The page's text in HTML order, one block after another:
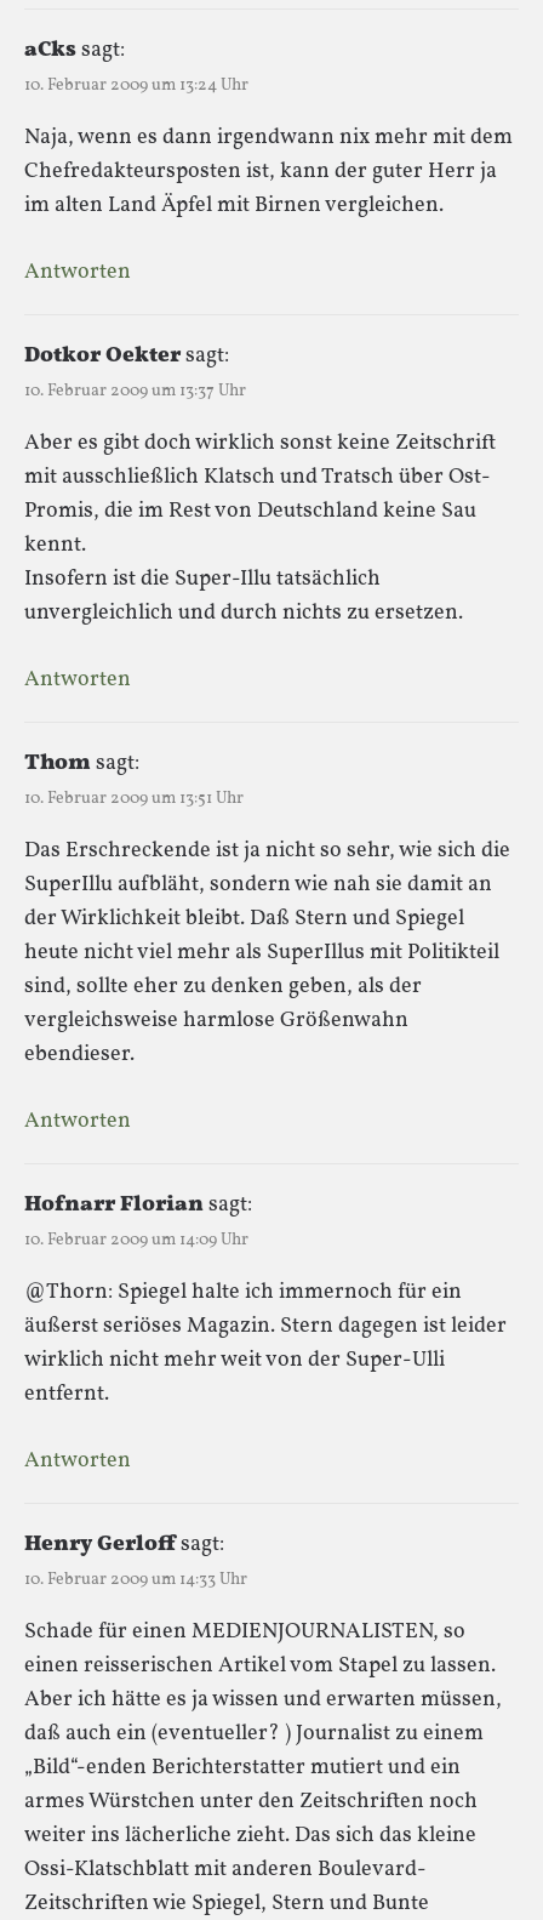
aCkssagt:
10. Februar 2009 um 13:24 Uhr
Naja, wenn es dann irgendwann nix mehr mit dem
Chefredakteursposten ist, kann der guter Herr ja
im alten Land Äpfel mit Birnen vergleichen.
Antworten
Dotkor Oektersagt:
10. Februar 2009 um 13:37 Uhr
Aber es gibt doch wirklich sonst keine Zeitschrift
mit ausschließlich Klatsch und Tratsch über Ost-
Promis, die im Rest von Deutschland keine Sau
kennt.
Insofern ist die Super-Illu tatsächlich
unvergleichlich und durch nichts zu ersetzen.
Antworten
Thomsagt:
10. Februar 2009 um 13:51 Uhr
Das Erschreckende ist ja nicht so sehr, wie sich die
SuperIllu aufbläht, sondern wie nah sie damit an
der Wirklichkeit bleibt. Daß Stern und Spiegel
heute nicht viel mehr als SuperIllus mit Politikteil
sind, sollte eher zu denken geben, als der
vergleichsweise harmlose Größenwahn
ebendieser.
Antworten
Hofnarr Floriansagt:
10. Februar 2009 um 14:09 Uhr
@Thorn: Spiegel halte ich immernoch für ein
äußerst seriöses Magazin. Stern dagegen ist leider
wirklich nicht mehr weit von der Super-Ulli
entfernt.
Antworten
Henry Gerloffsagt:
10. Februar 2009 um 14:33 Uhr
Schade für einen MEDIENJOURNALISTEN, so
einen reisserischen Artikel vom Stapel zu lassen.
Aber ich hätte es ja wissen und erwarten müssen,
daß auch ein (eventueller? ) Journalist zu einem
„Bild“-enden Berichterstatter mutiert und ein
armes Würstchen unter den Zeitschriften noch
weiter ins lächerliche zieht. Das sich das kleine
Ossi-Klatschblatt mit anderen Boulevard-
Zeitschriften wie Spiegel, Stern und Bunte